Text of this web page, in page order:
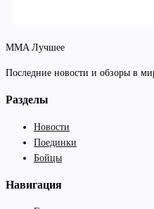
MMA Лучшее
Последние новости и обзоры в
Разделы
Новости
Поединки
Бойцы
Навигация